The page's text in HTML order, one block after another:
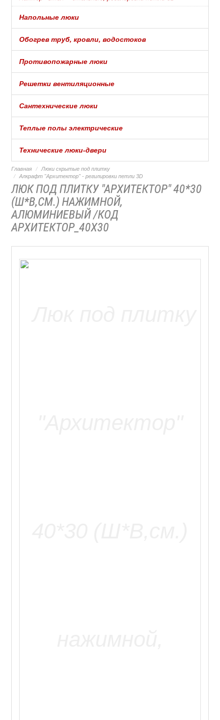
Напольные люки
Обогрев труб, кровли, водостоков
Противопожарные люки
Решетки вентиляционные
Сантехнические люки
Теплые полы электрические
Технические люки-двери
Главная
Люки скрытые под плитку
Алкрафт "Архитектор" - регилировки петли 3D
ЛЮК ПОД ПЛИТКУ "АРХИТЕКТОР" 40*30
(Ш*В,СМ.) НАЖИМНОЙ,
АЛЮМИНИЕВЫЙ /КОД
АРХИТЕКТОР_40Х30